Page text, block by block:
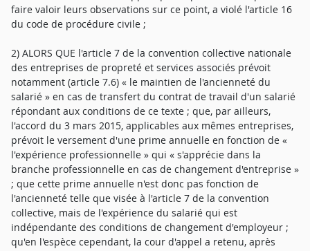
faire valoir leurs observations sur ce point, a violé l'article 16
du code de procédure civile ;
2) ALORS QUE l'article 7 de la convention collective nationale
des entreprises de propreté et services associés prévoit
notamment (article 7.6) « le maintien de l'ancienneté du
salarié » en cas de transfert du contrat de travail d'un salarié
répondant aux conditions de ce texte ; que, par ailleurs,
l'accord du 3 mars 2015, applicables aux mêmes entreprises,
prévoit le versement d'une prime annuelle en fonction de «
l'expérience professionnelle » qui « s'apprécie dans la
branche professionnelle en cas de changement d'entreprise »
; que cette prime annuelle n'est donc pas fonction de
l'ancienneté telle que visée à l'article 7 de la convention
collective, mais de l'expérience du salarié qui est
indépendante des conditions de changement d'employeur ;
qu'en l'espèce cependant, la cour d'appel a retenu, après